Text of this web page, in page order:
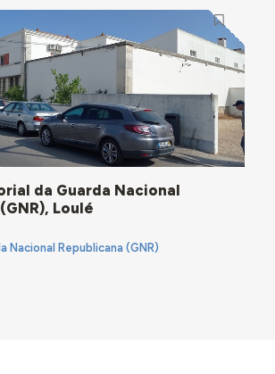
da Guarda Nacional
Loulé
Nacional Republicana (GNR)